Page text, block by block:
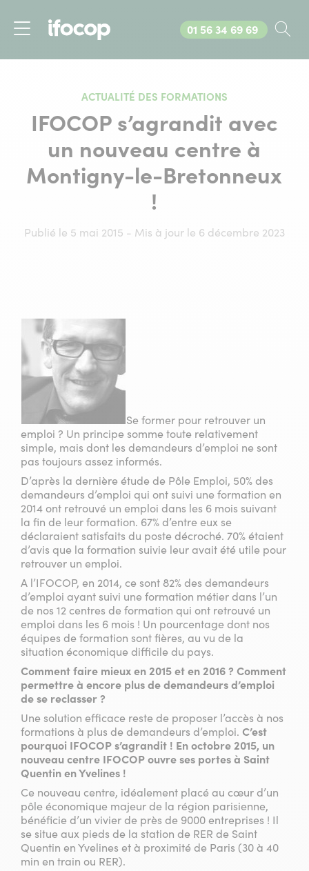
Menu
Appelez-nous au
01 56 34 69 69
ACTUALITÉ DES FORMATIONS
IFOCOP s’agrandit avec
un nouveau centre à
Montigny-le-Bretonneux
!
Publié le 5 mai 2015 - Mis à jour le 6 décembre 2023
Se former pour retrouver un
emploi ? Un principe somme toute relativement
simple, mais dont les demandeurs d’emploi ne sont
pas toujours assez informés.
D’après la dernière étude de Pôle Emploi, 50% des
demandeurs d’emploi qui ont suivi une formation en
2014 ont retrouvé un emploi dans les 6 mois suivant
la fin de leur formation. 67% d’entre eux se
déclaraient satisfaits du poste décroché. 70% étaient
d’avis que la formation suivie leur avait été utile pour
retrouver un emploi.
A l’IFOCOP, en 2014, ce sont 82% des demandeurs
d’emploi ayant suivi une formation métier dans l’un
de nos 12 centres de formation qui ont retrouvé un
emploi dans les 6 mois ! Un pourcentage dont nos
équipes de formation sont fières, au vu de la
situation économique difficile du pays.
Comment faire mieux en 2015 et en 2016 ? Comment
permettre à encore plus de demandeurs d’emploi
de se reclasser ?
Une solution efficace reste de proposer l’accès à nos
formations à plus de demandeurs d’emploi. C’est
pourquoi IFOCOP s’agrandit ! En octobre 2015, un
nouveau centre IFOCOP ouvre ses portes à Saint
Quentin en Yvelines !
Ce nouveau centre, idéalement placé au cœur d’un
pôle économique majeur de la région parisienne,
bénéficie d’un vivier de près de 9000 entreprises ! Il
se situe aux pieds de la station de RER de Saint
Quentin en Yvelines et à proximité de Paris (30 à 40
min en train ou RER).